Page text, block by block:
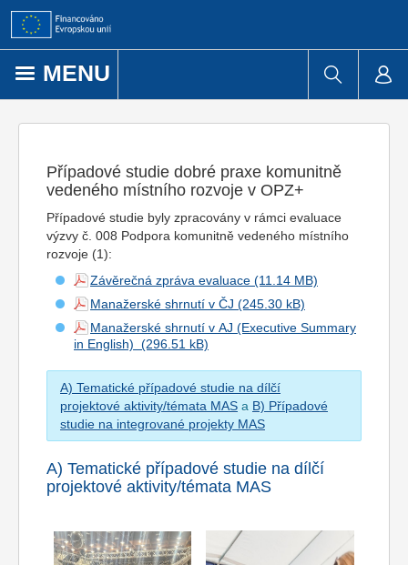
Přejít k obsahu
MENU
Případové studie dobré praxe komunitně
vedeného místního rozvoje v OPZ+
Případové studie byly zpracovány v rámci evaluace
výzvy č. 008 Podpora komunitně vedeného místního
rozvoje (1):
Závěrečná zpráva evaluace
Manažerské shrnutí v ČJ
Manažerské shrnutí v AJ (Executive Summary
in English)
A) Tematické případové studie na dílčí
projektové aktivity/témata MAS a B) Případové
studie na integrované projekty MAS
A) Tematické případové studie na dílčí
projektové aktivity/témata MAS